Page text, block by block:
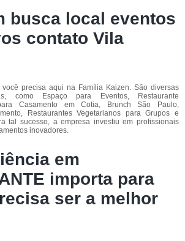
busca local eventos
contato Vila
precisa aqui na Família Kaizen. São diversas
como Espaço para Eventos, Restaurante
Casamento em Cotia, Brunch São Paulo,
Restaurantes Vegetarianos para Grupos e
tal sucesso, a empresa investiu em profissionais
inovadores.
em
importa para
ser a melhor